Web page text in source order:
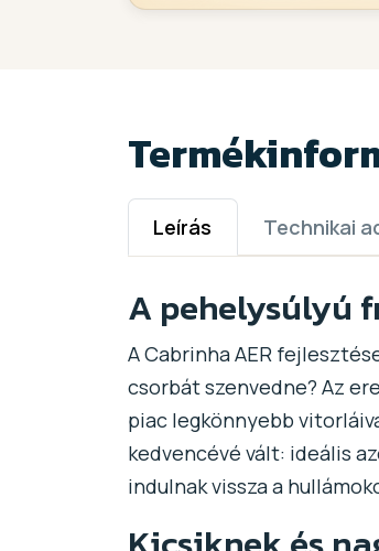
Leírás Technikai
A pehelysúlyú
A Cabrinha AER
csorbát szenvedne? Az
piac legkönnyebb
kedvencévé vált: ideális
indulnak vissza a